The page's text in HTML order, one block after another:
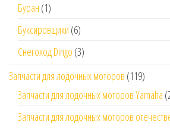
Буран (1)
Буксировщики (6)
Снегоход Dingo (3)
Запчасти для лодочных моторов (119)
Запчасти для лодочных моторов Yamaha
Запчасти для лодочных моторов